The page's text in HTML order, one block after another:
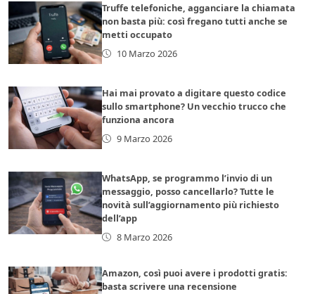
Truffe telefoniche, agganciare la chiamata
non basta più: così fregano tutti anche se
metti occupato
10 Marzo 2026
Hai mai provato a digitare questo codice
sullo smartphone? Un vecchio trucco che
funziona ancora
9 Marzo 2026
WhatsApp, se programmo l’invio di un
messaggio, posso cancellarlo? Tutte le
novità sull’aggiornamento più richiesto
dell’app
8 Marzo 2026
Amazon, così puoi avere i prodotti gratis:
basta scrivere una recensione